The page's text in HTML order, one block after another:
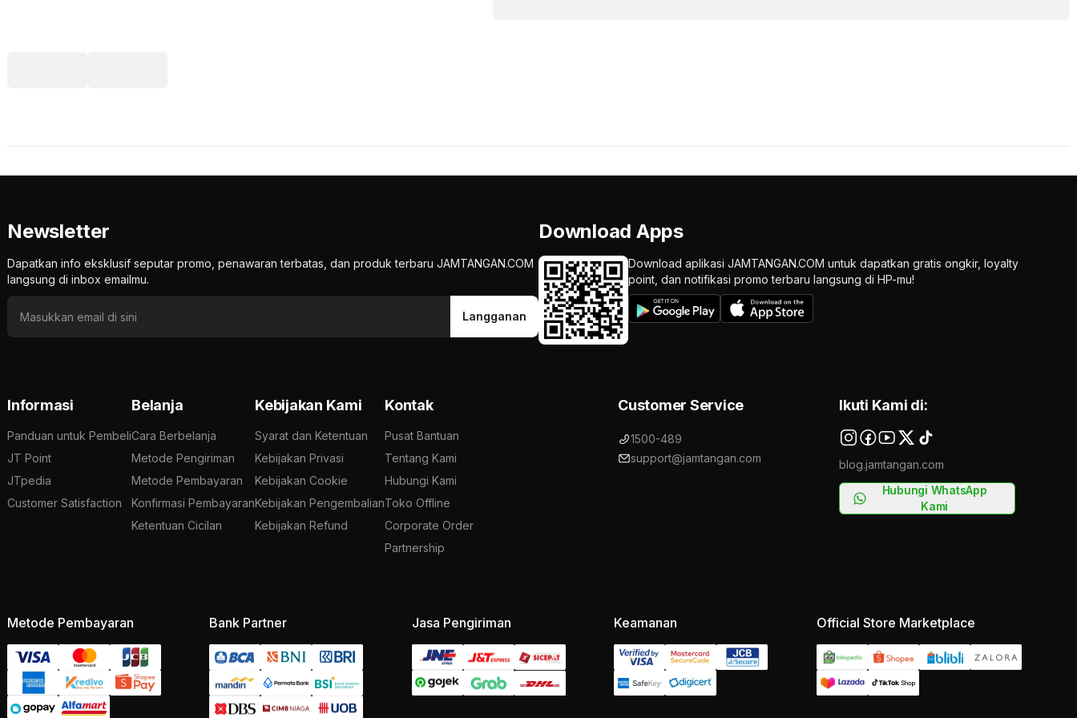
Newsletter
Dapatkan info eksklusif seputar promo, penawaran terbatas, dan produk terbaru JAMTANGAN.COM
langsung di inbox emailmu.
Langganan
Download Apps
Download aplikasi JAMTANGAN.COM untuk dapatkan gratis ongkir, loyalty
point, dan notifikasi promo terbaru langsung di HP-mu!
Informasi
Panduan untuk Pembeli
JT Point
JTpedia
Customer Satisfaction
Belanja
Cara Berbelanja
Metode Pengiriman
Metode Pembayaran
Konfirmasi Pembayaran
Ketentuan Cicilan
Kebijakan Kami
Syarat dan Ketentuan
Kebijakan Privasi
Kebijakan Cookie
Kebijakan Pengembalian
Kebijakan Refund
Kontak
Pusat Bantuan
Tentang Kami
Hubungi Kami
Toko Offline
Corporate Order
Partnership
Customer Service
1500-489
support@jamtangan.com
Ikuti Kami di:
blog.jamtangan.com
Hubungi WhatsApp
Kami
Metode Pembayaran Bank Partner Jasa Pengiriman Keamanan Official Store Marketplace